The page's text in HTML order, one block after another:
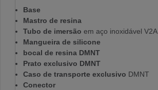
Base
Mastro de resina
Tubo de imersão em aço inoxidável V2A
Mangueira de silicone
bocal de resina DMNT
Prato exclusivo DMNT
Caso de transporte exclusivo DMNT
Conector